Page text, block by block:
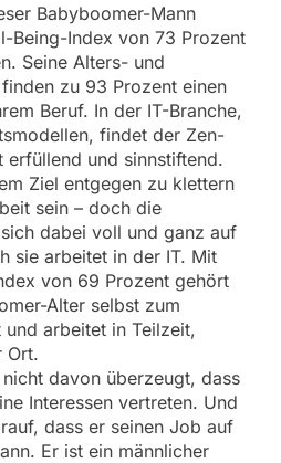
Babyboomer-Mann
Being-Index von 73 Prozent
Seine Alters- und
zu 93 Prozent einen
Beruf. In der IT-Branche,
findet der Zen-
erfüllend und sinnstiftend.
Ziel entgegen zu klettern
sein – doch die
dabei voll und ganz auf
sie arbeitet in der IT. Mit
von 69 Prozent gehört
Alter selbst zum
arbeitet in Teilzeit,
Ort.
davon überzeugt, dass
Interessen vertreten. Und
dass er seinen Job auf
Er ist ein männlicher